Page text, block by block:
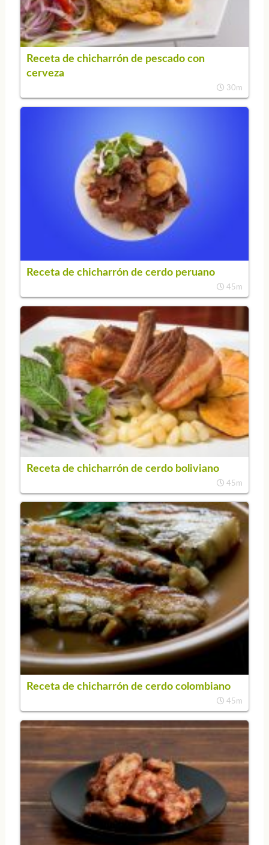
Receta de chicharrón de pescado con
cerveza
30m
Receta de chicharrón de cerdo peruano
45m
Receta de chicharrón de cerdo boliviano
45m
Receta de chicharrón de cerdo colombiano
45m